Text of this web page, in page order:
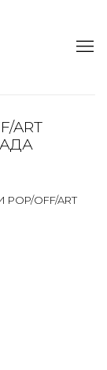
ART
OFF/ART